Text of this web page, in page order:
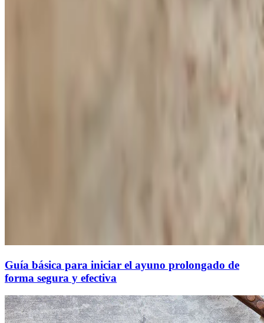
Guía básica para iniciar el ayuno prolongado de
forma segura y efectiva